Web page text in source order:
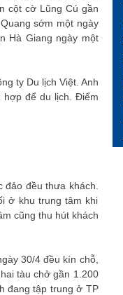
cột cờ Lũng Cú gần
sớm một ngày
Hà Giang ngày một
ty Du lịch Việt. Anh
hợp để du lịch. Điểm
đều thưa khách.
ở khu trung tâm khi
cũng thu hút khách
30/4 đều kín chỗ,
tàu chở gần 1.200
đang tập trung ở TP